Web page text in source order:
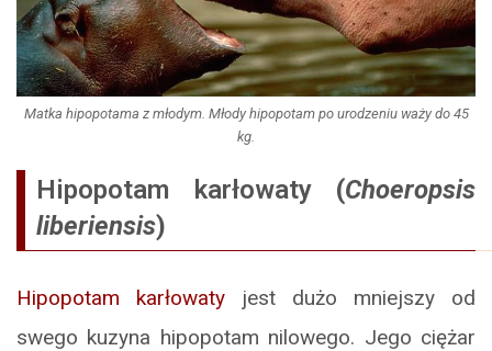
Matka hipopotama z młodym. Młody hipopotam po urodzeniu waży do 45
kg.
Hipopotam karłowaty(Choeropsis
liberiensis)
Hipopotam karłowaty jest dużo mniejszy od
swego kuzyna hipopotam nilowego. Jego ciężar